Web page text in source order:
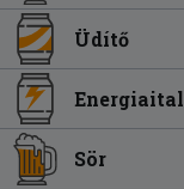
Üdítő
Energiaital
Sör